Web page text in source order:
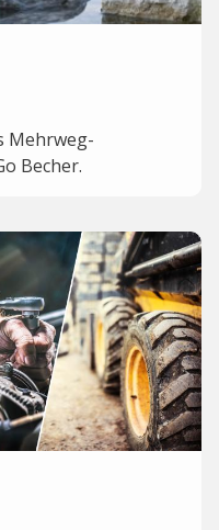
Mehrweg-
Becher.